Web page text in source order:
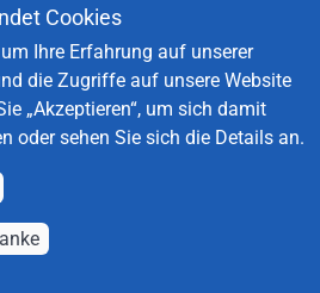
informieren wir Sie darüber,
Daten verarbeiten.
in den Abschnitten 2 und 3
mit der Verarbeitung
Daten informieren.
Cookies
Ihre Erfahrung auf unserer
die Zugriffe auf unsere Website
„Akzeptieren“, um sich damit
oder sehen Sie sich die Details an.